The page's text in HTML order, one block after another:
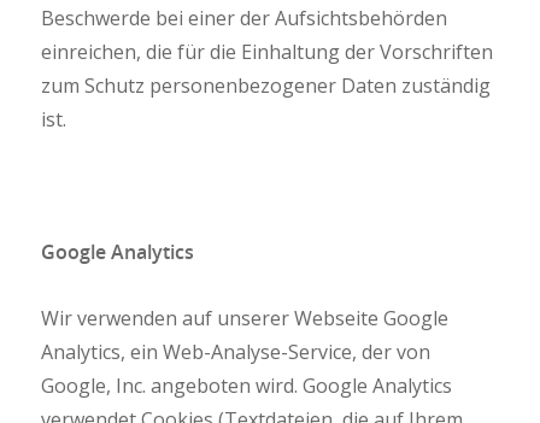
Beschwerde bei einer der Aufsichtsbehörden
einreichen, die für die Einhaltung der Vorschriften
zum Schutz personenbezogener Daten zuständig
ist.
Google Analytics
Wir verwenden auf unserer Webseite Google
Analytics, ein Web-Analyse-Service, der von
Google, Inc. angeboten wird. Google Analytics